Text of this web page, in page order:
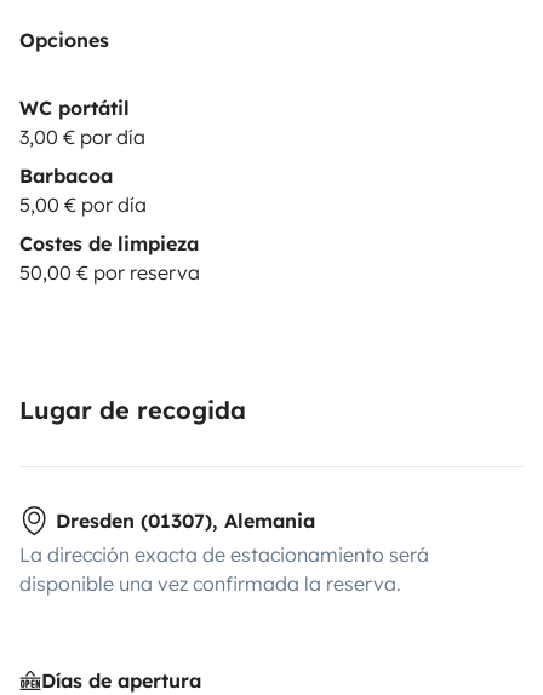
Opciones
WC portátil
3,00 € por día
Barbacoa
5,00 € por día
Costes de limpieza
50,00 € por reserva
Lugar de recogida
Dresden (01307), Alemania
La dirección exacta de estacionamiento será
disponible una vez confirmada la reserva.
Días de apertura